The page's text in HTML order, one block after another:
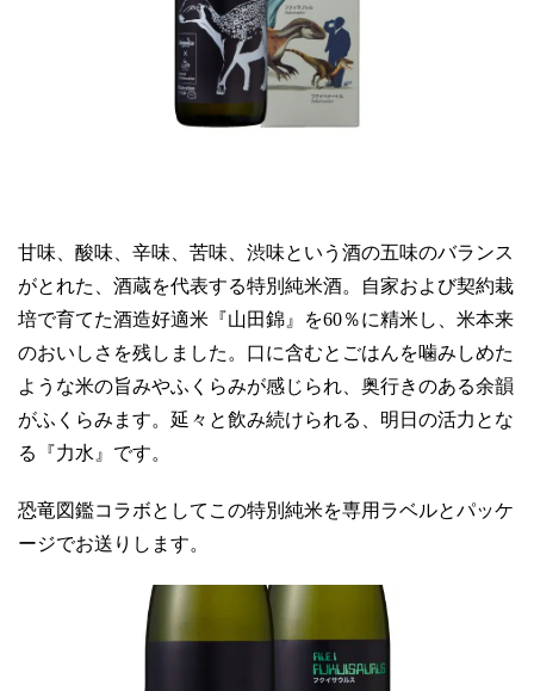
甘味、酸味、辛味、苦味、渋味という酒の五味のバランス
がとれた、酒蔵を代表する特別純米酒。自家および契約栽
培で育てた酒造好適米『山田錦』を60％に精米し、米本来
のおいしさを残しました。口に含むとごはんを噛みしめた
ような米の旨みやふくらみが感じられ、奥行きのある余韻
がふくらみます。延々と飲み続けられる、明日の活力とな
る『力水』です。
恐竜図鑑コラボとしてこの特別純米を専用ラベルとパッケ
ージでお送りします。